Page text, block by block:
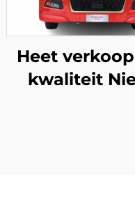
Heet
kwaliteit